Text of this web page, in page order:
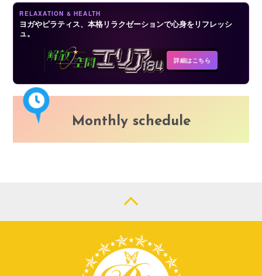
RELAXATION & HEALTH
ヨガやピラティス、本格リラクゼーションで心身をリフレッシ
ュ。
詳細はこちら
Monthly schedule